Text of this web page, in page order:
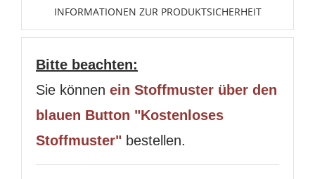
INFORMATIONEN ZUR PRODUKTSICHERHEIT
Bitte beachten:
Sie können ein Stoffmuster über den
blauen Button "Kostenloses
Stoffmuster" bestellen.